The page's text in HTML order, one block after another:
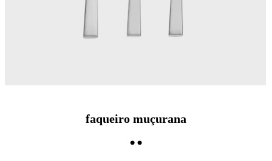
faqueiro muçurana